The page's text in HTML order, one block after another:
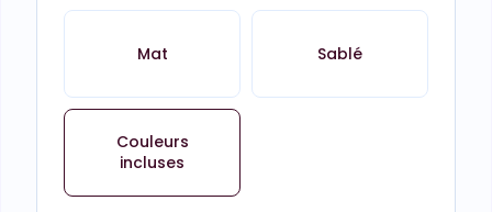
Mat Sablé
Couleurs
incluses